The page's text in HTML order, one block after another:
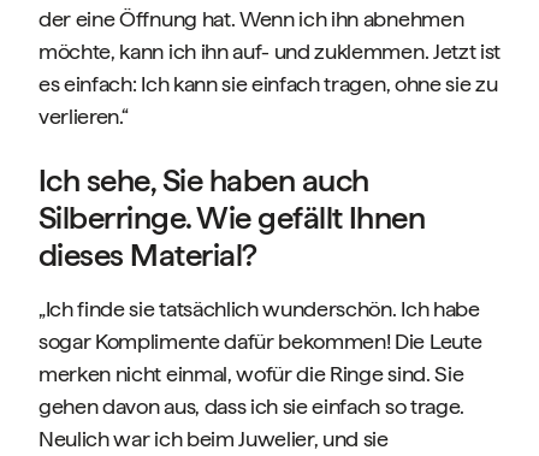
der eine Öffnung hat. Wenn ich ihn abnehmen
möchte, kann ich ihn auf- und zuklemmen. Jetzt ist
es einfach: Ich kann sie einfach tragen, ohne sie zu
verlieren.“
Ich sehe, Sie haben auch
Silberringe. Wie gefällt Ihnen
dieses Material?
„Ich finde sie tatsächlich wunderschön. Ich habe
sogar Komplimente dafür bekommen! Die Leute
merken nicht einmal, wofür die Ringe sind. Sie
gehen davon aus, dass ich sie einfach so trage.
Neulich war ich beim Juwelier, und sie